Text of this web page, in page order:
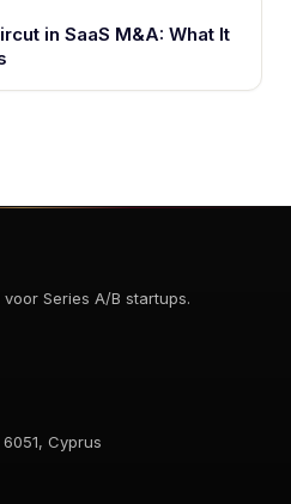
in SaaS M&A: What It
Series A/B startups.
Cyprus